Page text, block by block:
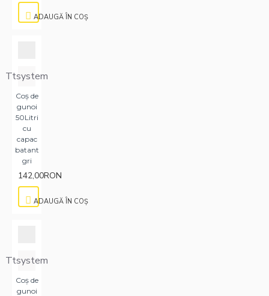
ADAUGĂ ÎN COŞ
Ttsystem
Coș de
gunoi
50Litri
cu
capac
batant
gri
142,00RON
ADAUGĂ ÎN COŞ
Ttsystem
Coș de
gunoi